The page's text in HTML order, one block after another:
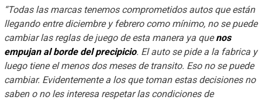
“Todas las marcas tenemos comprometidos autos que están
llegando entre diciembre y febrero como mínimo, no se puede
cambiar las reglas de juego de esta manera ya quenos
empujan al borde del precipicio. El auto se pide a la fabrica y
luego tiene el menos dos meses de transito. Eso no se puede
cambiar. Evidentemente a los que toman estas decisiones no
saben o no les interesa respetar las condiciones de